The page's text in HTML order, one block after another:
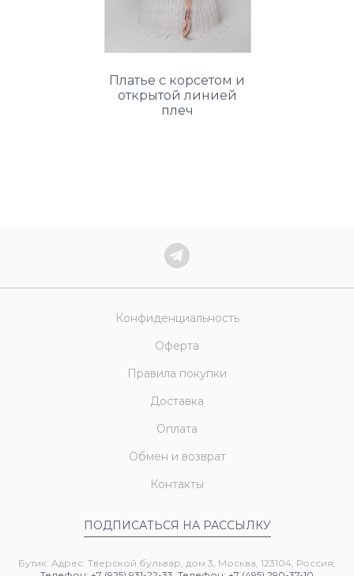
Платье с корсетом и
открытой линией
плеч
Конфиденциальность
Оферта
Правила покупки
Доставка
Оплата
Обмен и возврат
Контакты
ПОДПИСАТЬСЯ НА РАССЫЛКУ
Бутик: Адрес: Тверской бульвар, дом 3, Москва, 123104, Россия,